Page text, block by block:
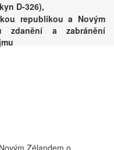
D-326),
republikou a Novým
zdanění a zabránění
Zélandem o